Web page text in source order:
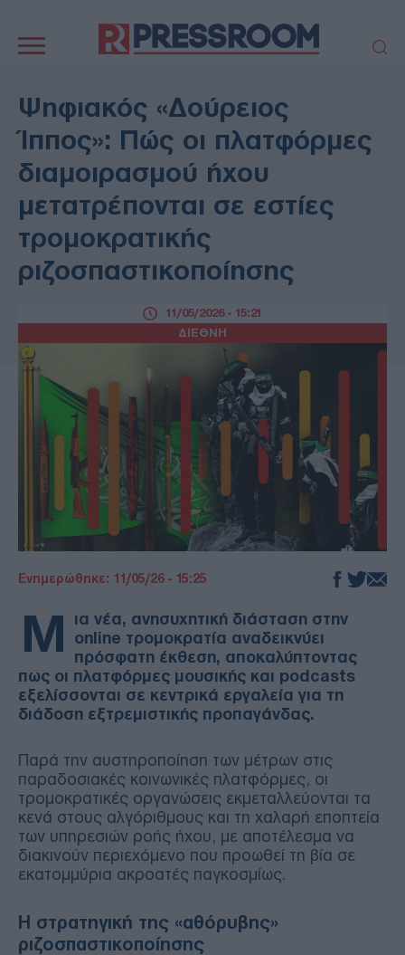
πλοήγηση
ΠΟΛΙΤΙΚΗ
ΟΙΚΟΝΟΜΙΑ
ΕΛΛΑΔΑ
ΕΚΚΛΗΣΙΑ
ΑΜΥΝΑ
ΔΙΕΘΝΗ
ΚΥΠΡΟΣ
MEDIA
LIFESTYLE
SPORTS
AUTO - MOTO
ΓΑΣΤΡΟΝΟΜΙΑ
ΥΓΕΙΑ
ΤΕΧΝΟΛΟΓΙΑ
ΖΩΔΙΑ
ΑΡΘΡΟΓΡΑΦΙΑ
Ψηφιακός «Δούρειος
Ίππος»: Πώς οι πλατφόρμες
διαμοιρασμού ήχου
μετατρέπονται σε εστίες
τρομοκρατικής
ριζοσπαστικοποίησης
ΔΙΕΘΝΗ
11/05/2026 - 15:21
Ενημερώθηκε: 11/05/26 - 15:25
Μ
ια νέα, ανησυχητική διάσταση στην
online τρομοκρατία αναδεικνύει
πρόσφατη έκθεση, αποκαλύπτοντας
πως οι πλατφόρμες μουσικής και podcasts
εξελίσσονται σε κεντρικά εργαλεία για τη
διάδοση εξτρεμιστικής προπαγάνδας.
Παρά την αυστηροποίηση των μέτρων στις
παραδοσιακές κοινωνικές πλατφόρμες, οι
τρομοκρατικές οργανώσεις εκμεταλλεύονται τα
κενά στους αλγόριθμους και τη χαλαρή εποπτεία
των υπηρεσιών ροής ήχου, με αποτέλεσμα να
διακινούν περιεχόμενο που προωθεί τη βία σε
εκατομμύρια ακροατές παγκοσμίως.
Η στρατηγική της «αθόρυβης»
ριζοσπαστικοποίησης